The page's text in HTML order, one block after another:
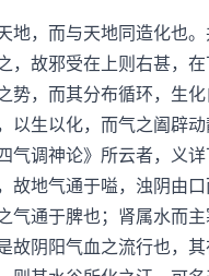
，而与天地同造化也。
，故邪受在上则右甚，
势，而其分布循环，生
以生以化，而气之阖辟
气调神论》所云者，义
故地气通于嗌，浊阴由
气通于脾也；肾属水而
故阴阳气血之流行也，